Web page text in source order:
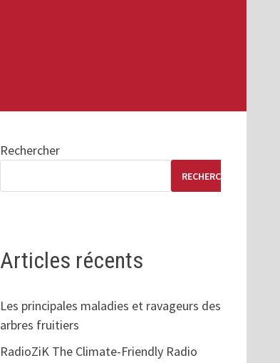
Rechercher
RECHERCHER
Articles récents
Les principales maladies et ravageurs des
arbres fruitiers
RadioZiK The Climate-Friendly Radio